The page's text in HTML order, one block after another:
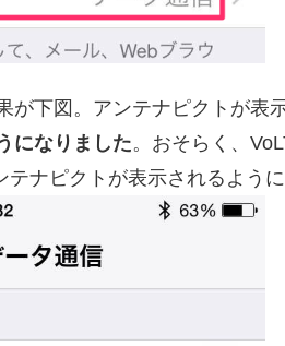
下図。アンテナピクトが表
になりました。おそらく、
ナピクトが表示されるように